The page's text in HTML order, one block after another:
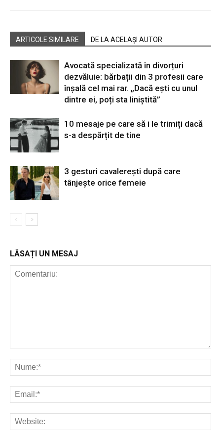
ARTICOLE SIMILARE DE LA ACELAȘI AUTOR
Avocată specializată în divorțuri
dezvăluie: bărbații din 3 profesii care
înșală cel mai rar. „Dacă ești cu unul
dintre ei, poți sta liniștită”
10 mesaje pe care să i le trimiți dacă
s-a despărțit de tine
3 gesturi cavalerești după care
tânjește orice femeie
LĂSAȚI UN MESAJ